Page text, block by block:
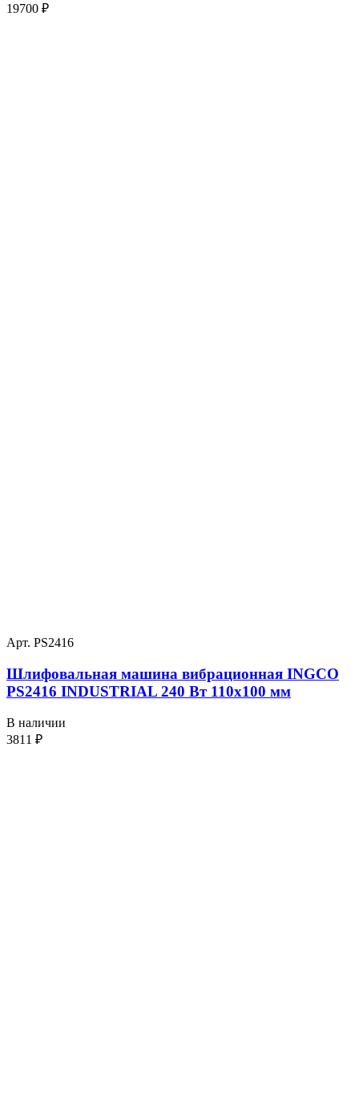
19700 ₽
Арт. PS2416
Шлифовальная машина вибрационная INGCO
PS2416 INDUSTRIAL 240 Вт 110х100 мм
В наличии
3811 ₽